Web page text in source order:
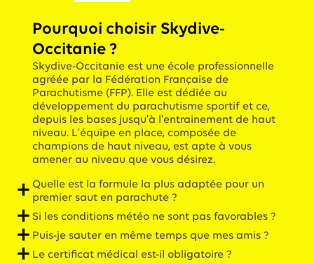
Pourquoi choisir Skydive-
Occitanie ?
Skydive-Occitanie est une école professionnelle
agréée par la Fédération Française de
Parachutisme (FFP). Elle est dédiée au
développement du parachutisme sportif et ce,
depuis les bases jusqu'à l'entrainement de haut
niveau. L'équipe en place, composée de
champions de haut niveau, est apte à vous
amener au niveau que vous désirez.
Quelle est la formule la plus adaptée pour un
premier saut en parachute ?
Si les conditions météo ne sont pas favorables ?
Puis-je sauter en même temps que mes amis ?
Le certificat médical est-il obligatoire ?